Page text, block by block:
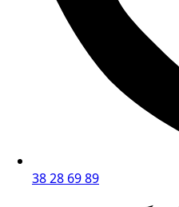
38 28 69 89